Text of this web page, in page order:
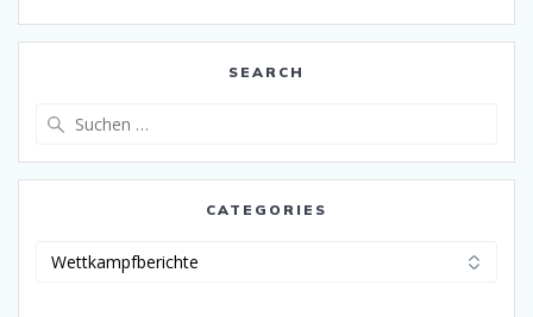
SEARCH
CATEGORIES